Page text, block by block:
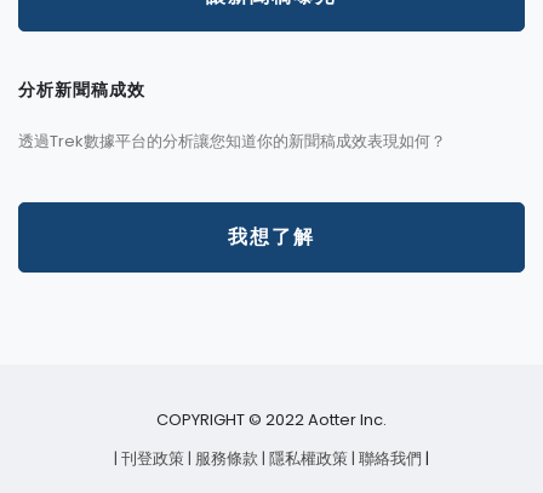
分析新聞稿成效
透過Trek數據平台的分析讓您知道你的新聞稿成效表現如何？
我想了解
COPYRIGHT © 2022 Aotter Inc.
| 刊登政策| 服務條款| 隱私權政策| 聯絡我們 |